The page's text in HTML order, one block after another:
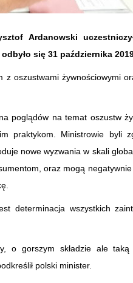
Ardanowski
się 31 października
z oszustwami żywnościowymi
poglądów na temat oszustw
praktykom. Ministrowie byli
nowe wyzwania w skali
oraz mogą
determinacja wszystkich
o gorszym składzie ale taką
polski minister.